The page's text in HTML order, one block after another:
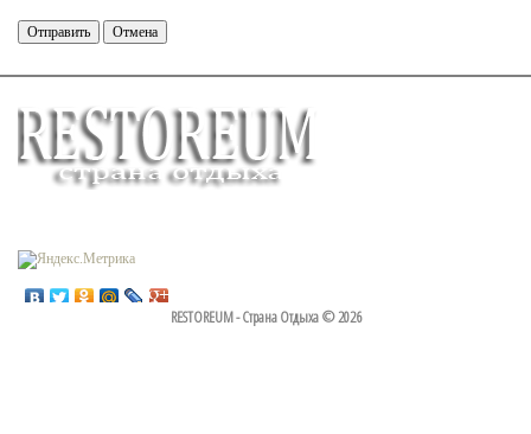
RESTOREUM - Страна Отдыха © 2026